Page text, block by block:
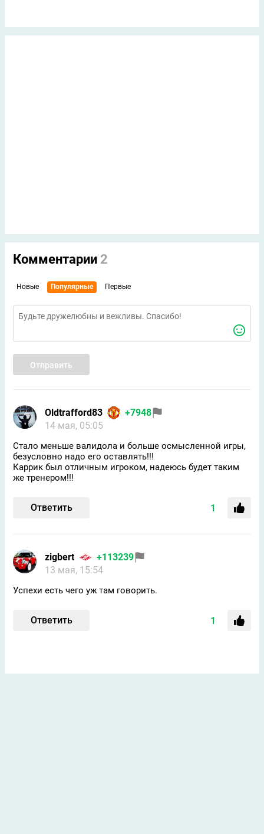
Комментарии 2
Новые Популярные Первые
Отправить
Oldtrafford83
+7948
14 мая, 05:05
Стало меньше валидола и больше осмысленной игры,
безусловно надо его оставлять!!!
Каррик был отличным игроком, надеюсь будет таким
же тренером!!!
Ответить 1
zigbert
+113239
13 мая, 15:54
Успехи есть чего уж там говорить.
Ответить 1